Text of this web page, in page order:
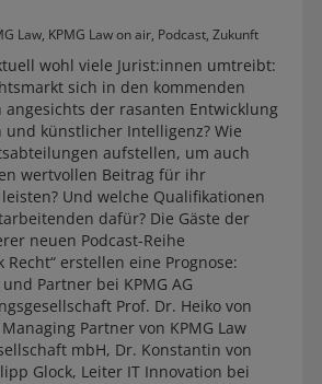
Law, KPMG Law on air, Podcast, Zukunft
wohl viele Jurist:innen umtreibt:
sich in den kommenden
angesichts der rasanten Entwicklung
und künstlicher Intelligenz? Wie
aufstellen, um auch
wertvollen Beitrag für ihr
Und welche Qualifikationen
dafür? Die Gäste der
neuen Podcast-Reihe
Recht“ erstellen eine Prognose:
Partner bei KPMG AG
Prof. Dr. Heiko von
Partner von KPMG Law
mbH, Dr. Konstantin von
Glock, Leiter IT Innovation bei